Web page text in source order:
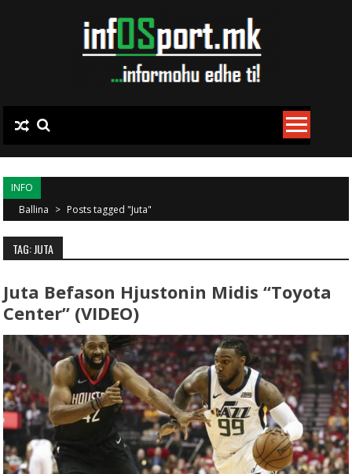
INFO
Ballina > Posts tagged "Juta"
TAG: JUTA
Juta Befason Hjustonin Midis “Toyota
Center” (VIDEO)